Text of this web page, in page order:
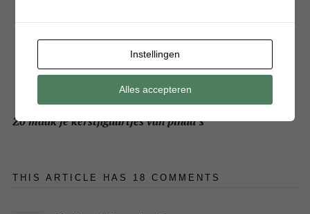
Zo maak je kerstfiguurtjes van pinda’s
THIS ARTICLE HAS 18 COMMENTS
Instellingen
Alles accepteren